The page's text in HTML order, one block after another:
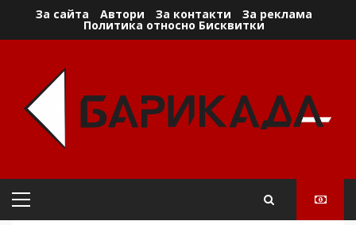
За сайта Автори За контакти За реклама
Политика относно Бисквитки
Primary